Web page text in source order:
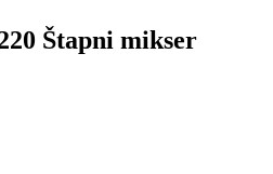
Štapni mikser